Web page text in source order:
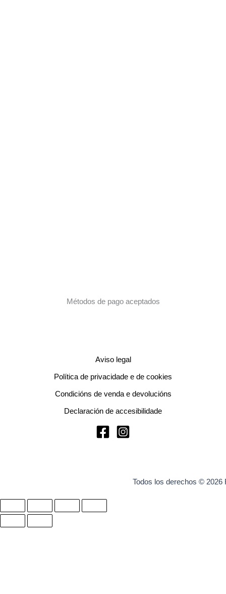
Métodos de pago aceptados
Aviso legal
Política de privacidade e de cookies
Condicións de venda e devolucións
Declaración de accesibilidade
Todos los derechos © 2026